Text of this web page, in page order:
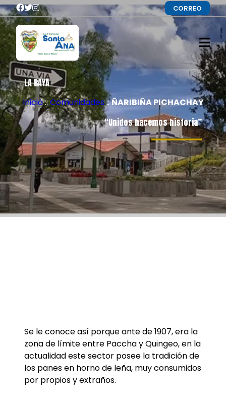
CORREO
LA RAYA
Inicio::Comunidades::ÑARIBIÑA PICHACHAY
“Unidos hacemos historia”
Se le conoce así porque ante de 1907, era la
zona de límite entre Paccha y Quingeo, en la
actualidad este sector posee la tradición de
los panes en horno de leña, muy consumidos
por propios y extraños.